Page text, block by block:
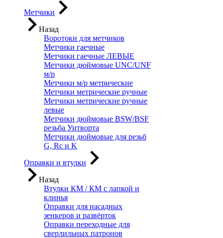
Метчики
Назад
Воротоки для метчиков
Метчики гаечные
Метчики гаечные ЛЕВЫЕ
Метчики дюймовые UNC/UNF
м/р
Метчики м/р метрические
Метчики метрические ручные
Метчики метрические ручные
левые
Метчики дюймовые BSW/BSF
резьба Уитворта
Метчики дюймовые для резьб
G, Rc и K
Оправки и втулки
Назад
Втулки КМ / КМ с лапкой и
клинья
Оправки для насадных
зенкеров и развёрток
Оправки переходные для
сверлильных патронов